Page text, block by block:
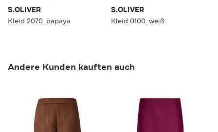
S.OLIVER
Kleid 2070_papaya
S.OLIVER
Kleid 0100_weiß
Andere Kunden kauften auch